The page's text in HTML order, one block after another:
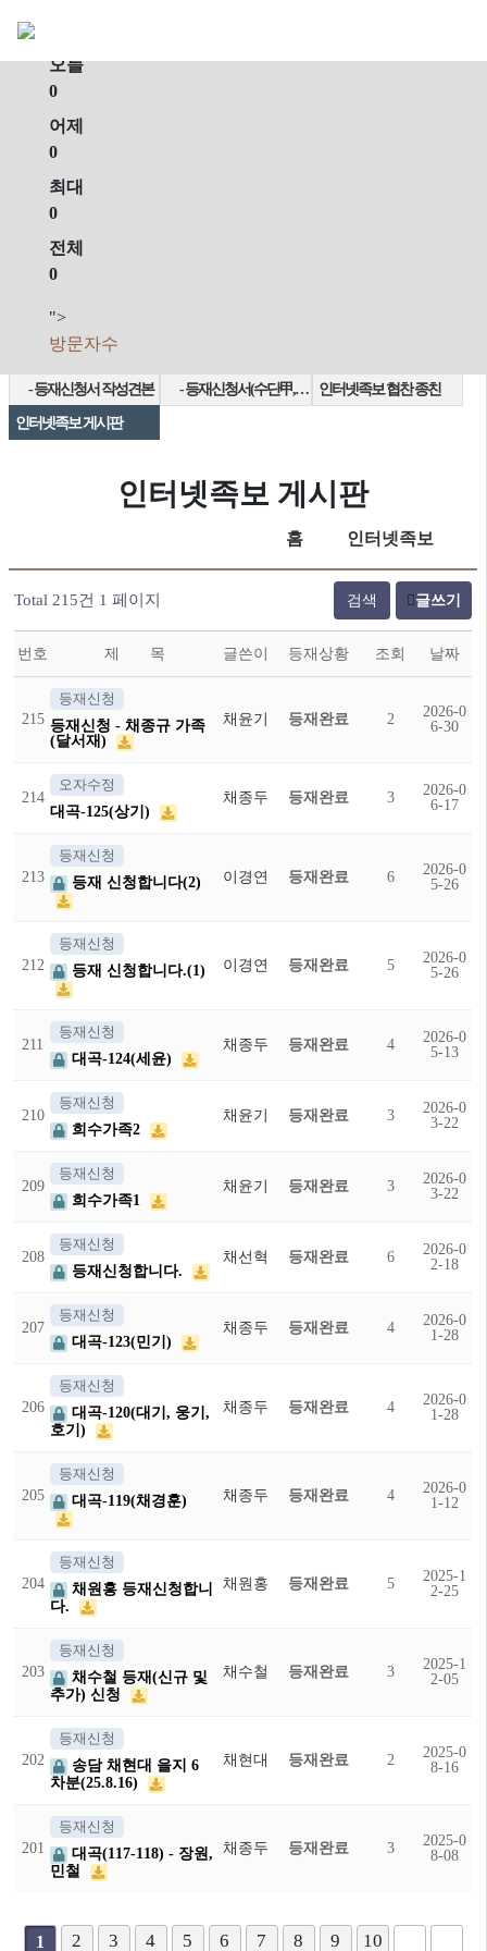
오늘
0
어제
0
최대
0
전체
0
">
방문자수
인터넷족보 열람
인터넷족보 등재
- 등재신청서 작성견본
- 등재신청서(수단甲,乙)
인터넷족보 협찬 종친
인터넷족보 게시판
인터넷족보 게시판
홈 인터넷족보
Total 215건 1 페이지 검색 글쓰기
번호 제 목 글쓴이 등재상황 조회 날짜
215
등재신청
등재신청 - 채종규 가족
(달서재)
채윤기 등재완료 2
2026-0
6-30
214
오자수정
대곡-125(상기)
채종두 등재완료 3
2026-0
6-17
213
등재신청
등재 신청합니다(2)
이경연 등재완료 6
2026-0
5-26
212
등재신청
등재 신청합니다.(1)
이경연 등재완료 5
2026-0
5-26
211
등재신청
대곡-124(세윤)
채종두 등재완료 4
2026-0
5-13
210
등재신청
희수가족2
채윤기 등재완료 3
2026-0
3-22
209
등재신청
희수가족1
채윤기 등재완료 3
2026-0
3-22
208
등재신청
등재신청합니다.
채선혁 등재완료 6
2026-0
2-18
207
등재신청
대곡-123(민기)
채종두 등재완료 4
2026-0
1-28
206
등재신청
대곡-120(대기, 웅기,
호기)
채종두 등재완료 4
2026-0
1-28
205
등재신청
대곡-119(채경훈)
채종두 등재완료 4
2026-0
1-12
204
등재신청
채원홍 등재신청합니
다.
채원홍 등재완료 5
2025-1
2-25
203
등재신청
채수철 등재(신규 및
추가) 신청
채수철 등재완료 3
2025-1
2-05
202
등재신청
송담 채현대 을지 6
차분(25.8.16)
채현대 등재완료 2
2025-0
8-16
201
등재신청
대곡(117-118) - 장원,
민철
채종두 등재완료 3
2025-0
8-08
1 2 3 4 5 6 7 8 9 10